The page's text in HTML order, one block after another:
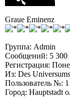
Graue Eminenz
Группа: Admin
Сообщений: 5 300
Регистрация:
Из: Des Universums
Пользователь №: 1
Город: Hauptstadt